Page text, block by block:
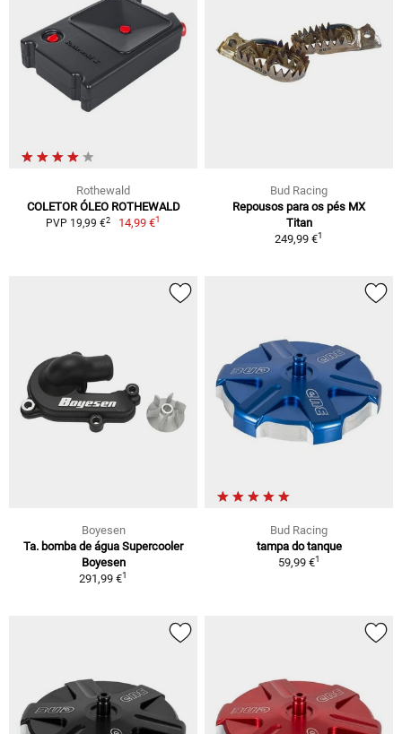
Rothewald
COLETOR ÓLEO ROTHEWALD
PVP 19,99 €2 14,99 €1
Bud Racing
Repousos para os pés MX
Titan
249,99 €1
Boyesen
Ta. bomba de água Supercooler
Boyesen
291,99 €1
Bud Racing
tampa do tanque
59,99 €1